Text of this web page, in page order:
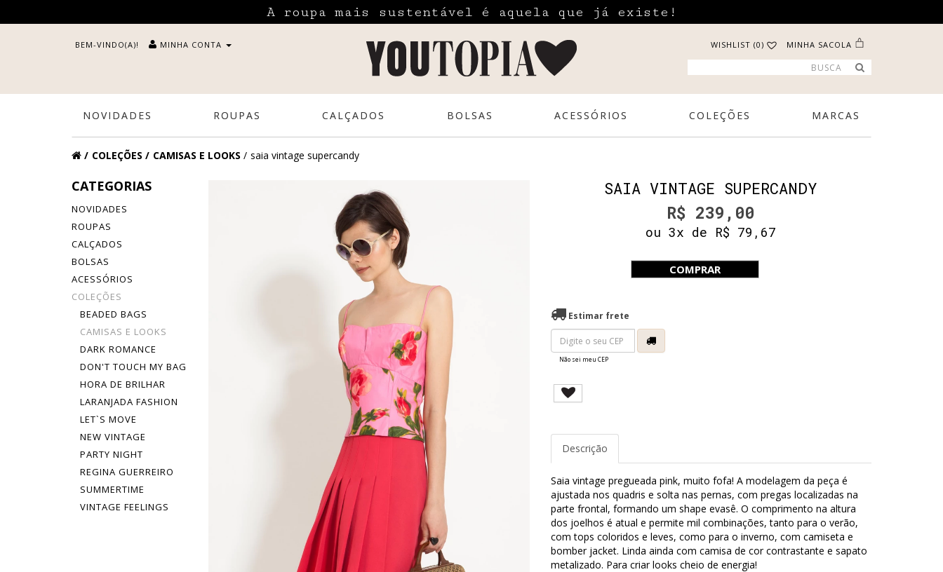
A roupa mais sustentável é aquela que já existe!
BEM-VINDO(A)! MINHA CONTA WISHLIST (0) MINHA SACOLA
NOVIDADES ROUPAS CALÇADOS BOLSAS ACESSÓRIOS COLEÇÕES MARCAS
COLEÇÕES CAMISAS E LOOKS saia vintage supercandy
CATEGORIAS
NOVIDADES
ROUPAS
CALÇADOS
BOLSAS
ACESSÓRIOS
COLEÇÕES
BEADED BAGS
CAMISAS E LOOKS
DARK ROMANCE
DON'T TOUCH MY BAG
HORA DE BRILHAR
LARANJADA FASHION
LET`S MOVE
NEW VINTAGE
PARTY NIGHT
REGINA GUERREIRO
SUMMERTIME
VINTAGE FEELINGS
SAIA VINTAGE SUPERCANDY
R$ 239,00
ou 3x de R$ 79,67
COMPRAR
Estimar frete
Não sei meu CEP
Descrição
Saia vintage pregueada pink, muito fofa! A modelagem da peça é
ajustada nos quadris e solta nas pernas, com pregas localizadas na
parte frontal, formando um shape evasê. O comprimento na altura
dos joelhos é atual e permite mil combinações, tanto para o verão,
com tops coloridos e leves, como para o inverno, com camiseta e
bomber jacket. Linda ainda com camisa de cor contrastante e sapato
metalizado. Para criar looks cheio de energia!